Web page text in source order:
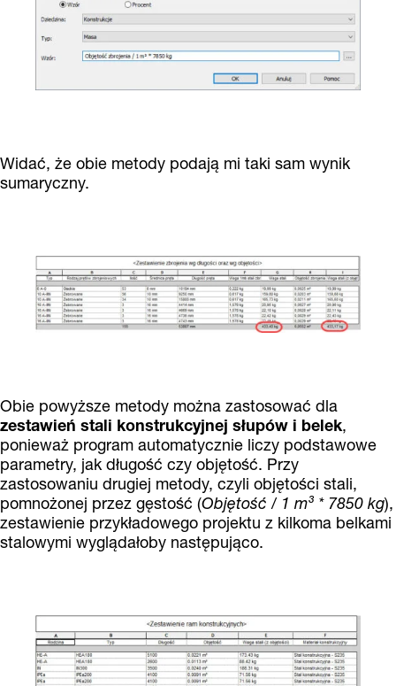
Widać, że obie metody podają mi taki sam wynik
sumaryczny.
Obie powyższe metody można zastosować dla
zestawień stali konstrukcyjnej słupów i belek,
ponieważ program automatycznie liczy podstawowe
parametry, jak długość czy objętość. Przy
zastosowaniu drugiej metody, czyli objętości stali,
pomnożonej przez gęstość (Objętość / 1 m³ * 7850 kg),
zestawienie przykładowego projektu z kilkoma belkami
stalowymi wyglądałoby następująco.